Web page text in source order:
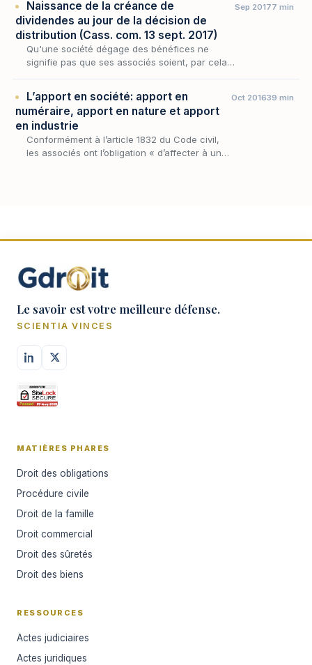
souscription…
Naissance de la créance de
dividendes au jour de la décision de
distribution (Cass. com. 13 sept. 2017)
Qu'une société dégage des bénéfices ne
signifie pas que ses associés soient, par cela
dispon…
Sep 20177 min
L’apport en société: apport en
numéraire, apport en nature et apport
en industrie
Conformément à l’article 1832 du Code civil,
les associés ont l’obligation « d’affecter à une
Oct 201639 min
Le savoir est votre meilleure défense.
SCIENTIA VINCES
MATIÈRES PHARES
Droit des obligations
Procédure civile
Droit de la famille
Droit commercial
Droit des sûretés
Droit des biens
RESSOURCES
Actes judiciaires
Actes juridiques